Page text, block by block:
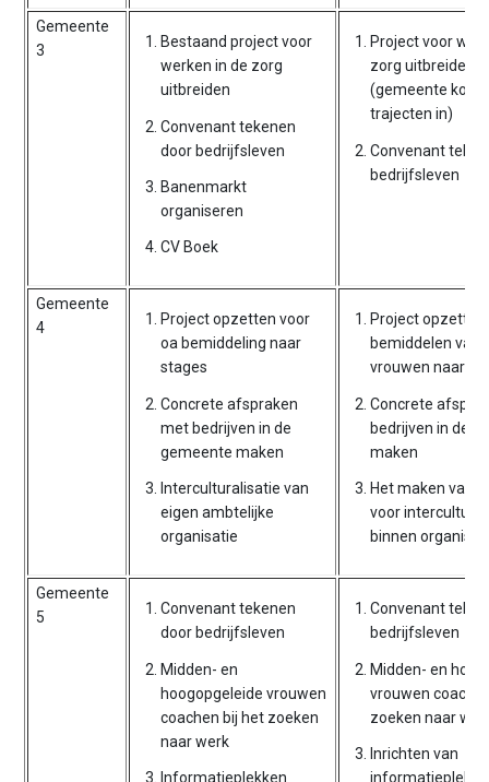
Gemeente
3
Bestaand project voor
werken in de zorg
uitbreiden
Convenant tekenen
door bedrijfsleven
Banenmarkt
organiseren
CV Boek
Project voor
zorg uitbreiden
(gemeente
trajecten in)
Convenant
bedrijfsleven
Gemeente
4
Project opzetten voor
oa bemiddeling naar
stages
Concrete afspraken
met bedrijven in de
gemeente maken
Interculturalisatie van
eigen ambtelijke
organisatie
Project
bemiddelen van
vrouwen naar
Concrete
bedrijven in de
maken
Het maken van
voor
binnen
Gemeente
5
Convenant tekenen
door bedrijfsleven
Midden- en
hoogopgeleide vrouwen
coachen bij het zoeken
naar werk
Informatieplekken
Convenant
bedrijfsleven
Midden- en
vrouwen
zoeken naar
Inrichten van